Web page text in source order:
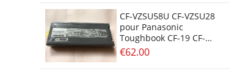
CF-VZSU58U CF-VZSU28
pour Panasonic
Toughbook CF-19 CF-
VZSU28 CF-VZSU48
€62.00